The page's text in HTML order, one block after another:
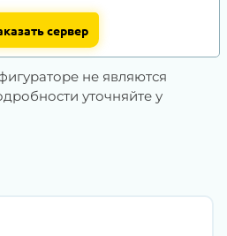
сервер
не являются
уточняйте у